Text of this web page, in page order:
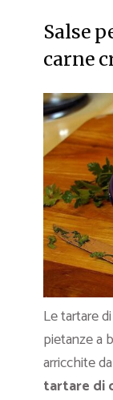
Salse
carne
Le tartare
pietanze a
arricchite
tartare di